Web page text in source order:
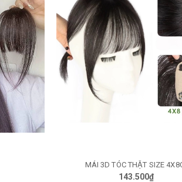
TÙY CHỌN
MÁI 3D TÓC THẬT SIZE
143.500₫